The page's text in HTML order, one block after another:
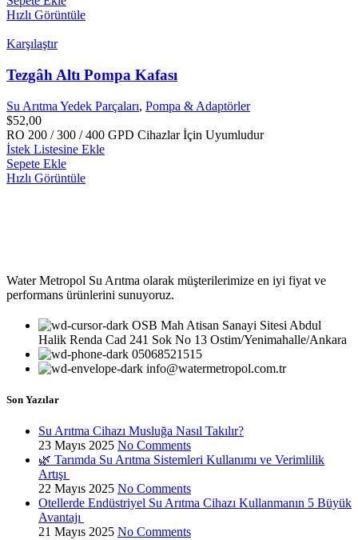
Hızlı Görüntüle
Karşılaştır
Tezgâh Altı Pompa Kafası
Su Arıtma Yedek Parçaları, Pompa & Adaptörler
$52,00
RO 200 / 300 / 400 GPD Cihazlar İçin Uyumludur
İstek Listesine Ekle
Sepete Ekle
Hızlı Görüntüle
Water Metropol Su Arıtma olarak müşterilerimize en iyi fiyat ve
performans ürünlerini sunuyoruz.
OSB Mah Atisan Sanayi Sitesi Abdul
Halik Renda Cad 241 Sok No 13 Ostim/Yenimahalle/Ankara
05068521515
info@watermetropol.com.tr
Son Yazılar
Su Arıtma Cihazı Musluğa Nasıl Takılır?
23 Mayıs 2025 No Comments
🌿 Tarımda Su Arıtma Sistemleri Kullanımı ve Verimlilik
Artışı
22 Mayıs 2025 No Comments
Otellerde Endüstriyel Su Arıtma Cihazı Kullanmanın 5 Büyük
Avantajı
21 Mayıs 2025 No Comments